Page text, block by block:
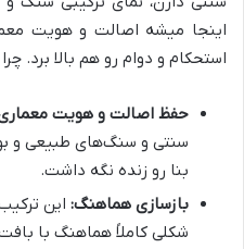
اینجا میشه اصالت و هویت
استحکام و دوام رو هم بالا برد.
حفظ اصالت و هویت
سنتی و سنگ‌های طبیعی و
بنا رو زنده نگه داشت.
بازسازی هماهنگ: این
شکلی کاملاً هماهنگ با